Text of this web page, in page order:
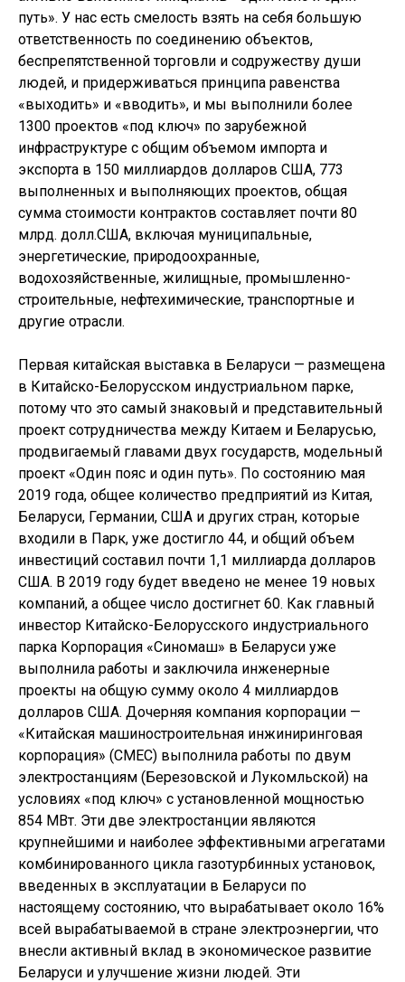
путь». У нас есть смелость взять на себя большую
ответственность по соединению объектов,
беспрепятственной торговли и содружеству души
людей, и придерживаться принципа равенства
«выходить» и «вводить», и мы выполнили более
1300 проектов «под ключ» по зарубежной
инфраструктуре с общим объемом импорта и
экспорта в 150 миллиардов долларов США, 773
выполненных и выполняющих проектов, общая
сумма стоимости контрактов составляет почти 80
млрд. долл.США, включая муниципальные,
энергетические, природоохранные,
водохозяйственные, жилищные, промышленно-
строительные, нефтехимические, транспортные и
другие отрасли.
Первая китайская выставка в Беларуси — размещена
в Китайско-Белорусском индустриальном парке,
потому что это самый знаковый и представительный
проект сотрудничества между Китаем и Беларусью,
продвигаемый главами двух государств, модельный
проект «Один пояс и один путь». По состоянию мая
2019 года, общее количество предприятий из Китая,
Беларуси, Германии, США и других стран, которые
входили в Парк, уже достигло 44, и общий объем
инвестиций составил почти 1,1 миллиарда долларов
США. В 2019 году будет введено не менее 19 новых
компаний, а общее число достигнет 60. Как главный
инвестор Китайско-Белорусского индустриального
парка Корпорация «Синомаш» в Беларуси уже
выполнила работы и заключила инженерные
проекты на общую сумму около 4 миллиардов
долларов США. Дочерняя компания корпорации —
«Китайская машиностроительная инжиниринговая
корпорация» (СМЕС) выполнила работы по двум
электростанциям (Березовской и Лукомльской) на
условиях «под ключ» с установленной мощностью
854 МВт. Эти две электростанции являются
крупнейшими и наиболее эффективными агрегатами
комбинированного цикла газотурбинных установок,
введенных в эксплуатации в Беларуси по
настоящему состоянию, что вырабатывает около 16%
всей вырабатываемой в стране электроэнергии, что
внесли активный вклад в экономическое развитие
Беларуси и улучшение жизни людей. Эти